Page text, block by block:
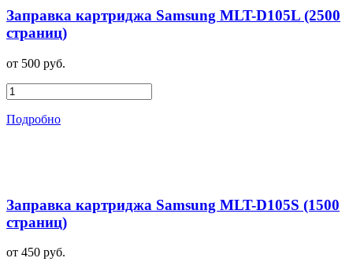
Заправка картриджа Samsung MLT-D105L (2500
страниц)
от 500 руб.
Подробно
Заправка картриджа Samsung MLT-D105S (1500
страниц)
от 450 руб.